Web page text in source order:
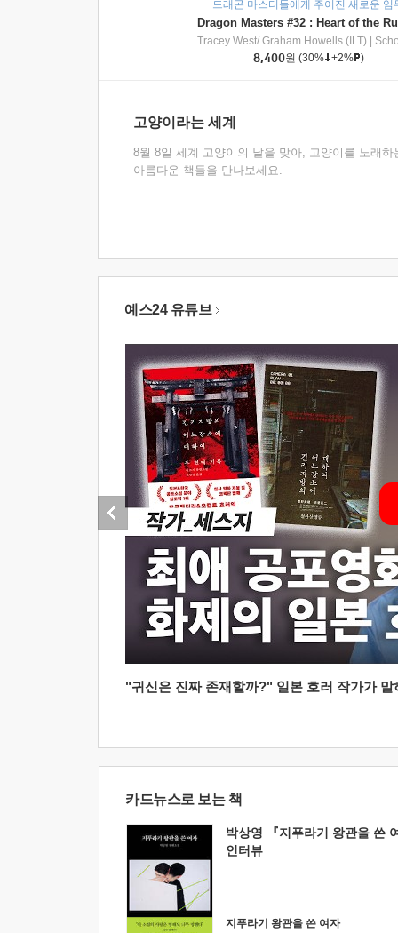
드래곤 마스터들에게 주어진 새로운 임
Tracey West/ Graham Howells (ILT)
8,400원 (30% +2% )
고양이라는 세계
8월 8일 세계 고양이의 날을 맞아, 고양이를 노래하
아름다운 책들을 만나보세요.
예스24 유튜브
"귀신은 진짜 존재할까?" 일본 호러 작가가
카드뉴스로 보는 책
박상영 『지푸라기 왕관을 쓴
인터뷰
지푸라기 왕관을 쓴 여자